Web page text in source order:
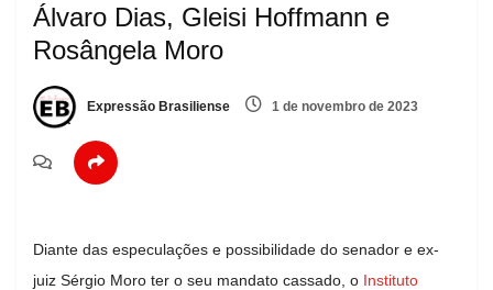
Álvaro Dias, Gleisi Hoffmann e
Rosângela Moro
Expressão Brasiliense 1 de novembro de 2023
Diante das especulações e possibilidade do senador e ex-
juiz Sérgio Moro ter o seu mandato cassado, o Instituto